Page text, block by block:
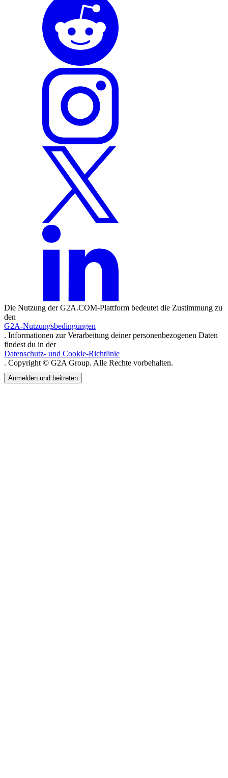
Die Nutzung der G2A.COM-Plattform bedeutet die Zustimmung zu
den
G2A-Nutzungsbedingungen
. Informationen zur Verarbeitung deiner personenbezogenen Daten
findest du in der
Datenschutz- und Cookie-Richtlinie
. Copyright © G2A Group. Alle Rechte vorbehalten.
Anmelden und beitreten